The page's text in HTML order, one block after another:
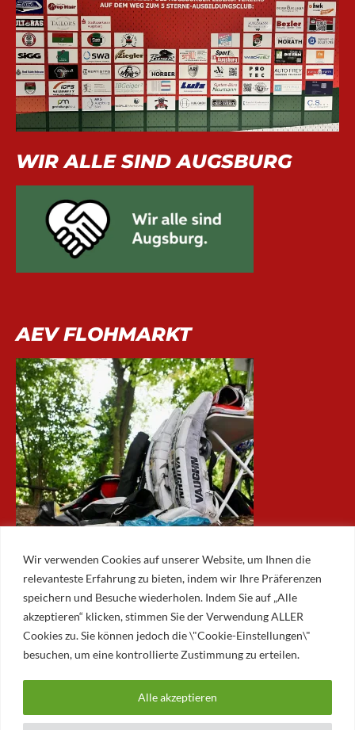
Wir verwenden Cookies auf unserer Website, um Ihnen die
relevanteste Erfahrung zu bieten, indem wir Ihre Präferenzen
speichern und Besuche wiederholen. Indem Sie auf „Alle
akzeptieren“ klicken, stimmen Sie der Verwendung ALLER
Cookies zu. Sie können jedoch die \"Cookie-Einstellungen\"
besuchen, um eine kontrollierte Zustimmung zu erteilen.
Alle akzeptieren
WIR ALLE SIND AUGSBURG
AEV FLOHMARKT
ARCHIV
Archiv
© 2026 AUGSBURGER EISLAUFVEREIN E.V.
AUGSBURGER EV